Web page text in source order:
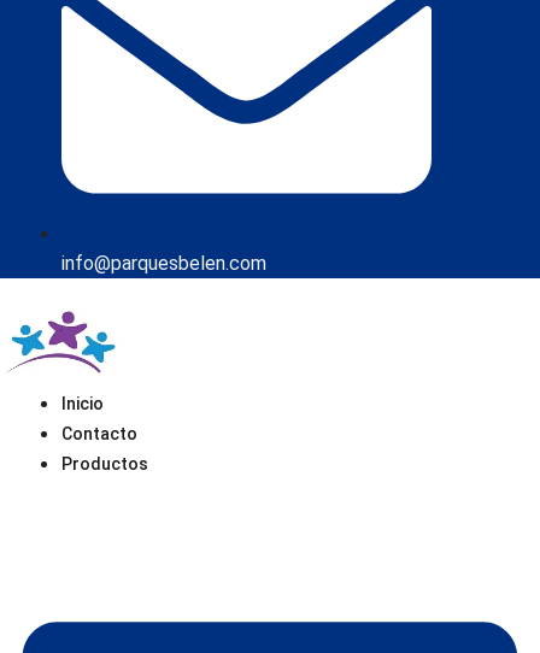
info@parquesbelen.com
Inicio
Contacto
Productos